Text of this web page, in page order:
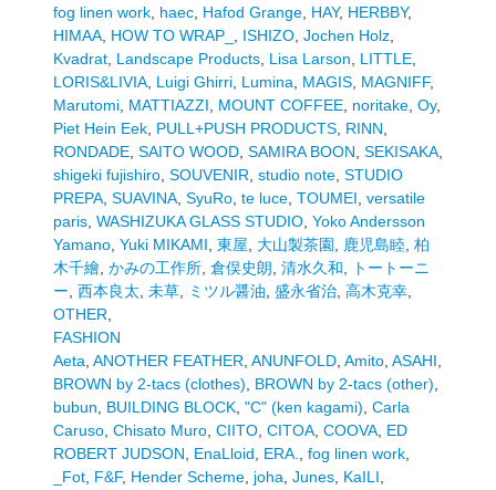
fog linen work, haec, Hafod Grange, HAY, HERBBY,
HIMAA, HOW TO WRAP_ , ISHIZO, Jochen Holz,
Kvadrat, Landscape Products, Lisa Larson, LITTLE,
LORIS&LIVIA, Luigi Ghirri, Lumina, MAGIS, MAGNIFF,
Marutomi, MATTIAZZI, MOUNT COFFEE, noritake, Oy,
Piet Hein Eek, PULL+PUSH PRODUCTS, RINN,
RONDADE, SAITO WOOD, SAMIRA BOON, SEKISAKA,
shigeki fujishiro, SOUVENIR, studio note, STUDIO
PREPA, SUAVINA, SyuRo, te luce, TOUMEI, versatile
paris, WASHIZUKA GLASS STUDIO, Yoko Andersson
Yamano, Yuki MIKAMI, 東屋, 大山製茶園, 鹿児島睦, 柏
木千繪, かみの工作所, 倉俣史朗, 清水久和,
トートーニ
ー, 西本良太, 未草, ミツル醤油, 盛永省治, 高木克幸,
OTHER,
FASHION
Aeta, ANOTHER FEATHER, ANUNFOLD, Amito, ASAHI,
BROWN by 2-tacs (clothes), BROWN by 2-tacs (other),
bubun, BUILDING BLOCK, "C" (ken kagami), Carla
Caruso, Chisato Muro, CIITO, CITOA, COOVA, ED
ROBERT JUDSON, EnaLloid, ERA., fog linen work,
_Fot, F&F, Hender Scheme, joha, Junes, KaILI,